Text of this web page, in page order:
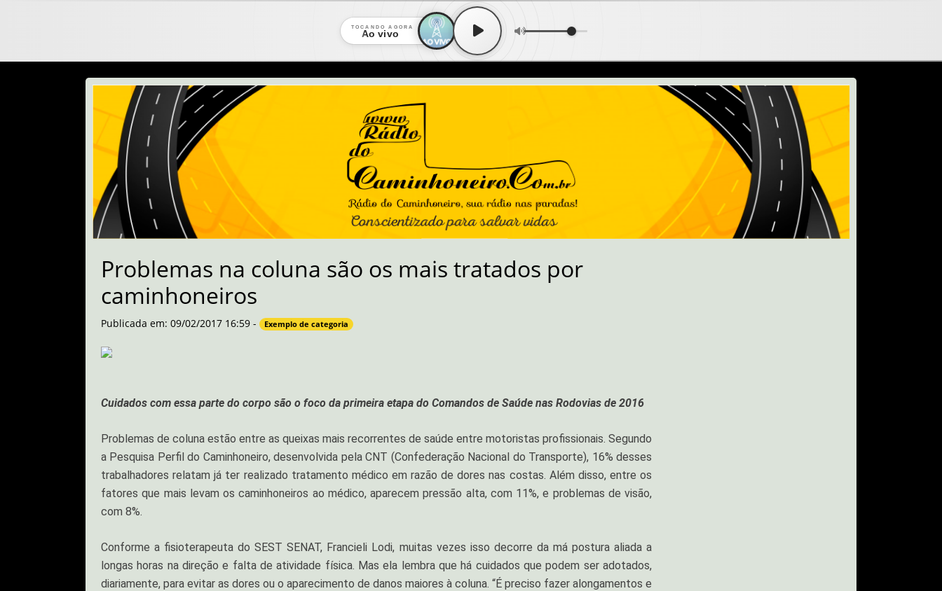
TOCANDO AGORA
Ao vivo
Problemas na coluna são os mais tratados por
caminhoneiros
Publicada em: 09/02/2017 16:59 - Exemplo de categoria
Cuidados com essa parte do corpo são o foco da primeira etapa do Comandos de Saúde nas Rodovias de 2016
Problemas de coluna estão entre as queixas mais recorrentes de saúde entre motoristas profissionais. Segundo
a Pesquisa Perfil do Caminhoneiro​, desenvolvida pela CNT (Confederação Nacional do Transporte), 16% desses
trabalhadores relatam já ter realizado tratamento médico em razão de dores nas costas. Além disso, entre os
fatores que mais levam os caminhoneiros ao médico, aparecem pressão alta, com 11%, e problemas de visão,
com 8%.
Conforme a fisioterapeuta do SEST SENAT, Francieli Lodi, muitas vezes isso decorre da má postura aliada a
longas horas na direção e falta de atividade física. Mas ela lembra que há cuidados que podem ser adotados,
diariamente, para evitar as dores ou o aparecimento de danos maiores à coluna. “É preciso fazer alongamentos e